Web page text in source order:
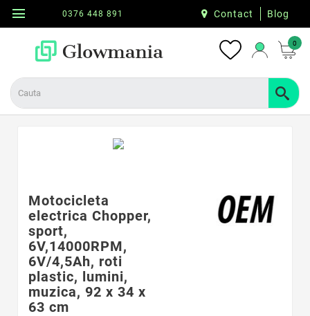
menu Contact Blog
0376 448 891
0
Motocicleta
electrica Chopper,
sport,
6V,14000RPM,
6V/4,5Ah, roti
plastic, lumini,
muzica, 92 x 34 x
63 cm